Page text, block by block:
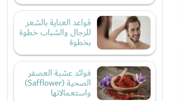
قواعد العناية بالشعر
للرجال والشباب خطوة
بخطوة
فوائد عشبة العصفر
الصحية (Safflower)
واستعمالاتها